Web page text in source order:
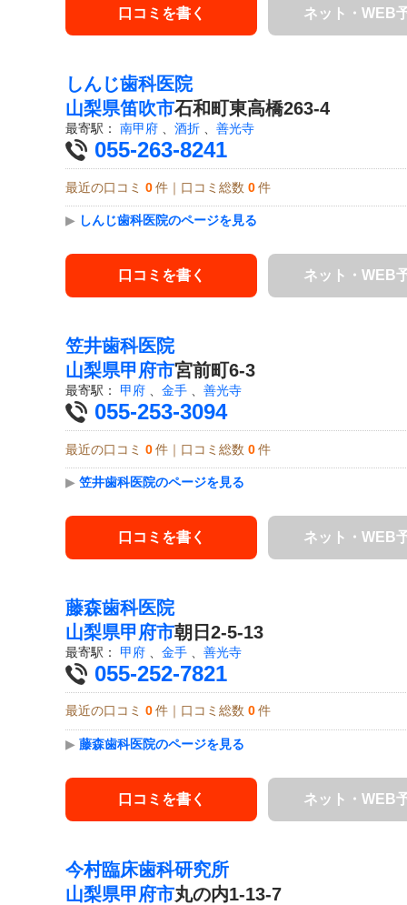
口コミを書く ネット・WEB
しんじ歯科医院
山梨県笛吹市石和町東高橋263-4
最寄駅： 南甲府 、 酒折 、 善光寺
055-263-8241
最近の口コミ 0 件｜口コミ総数 0 件
▶ しんじ歯科医院のページを見る
口コミを書く ネット・WEB
笠井歯科医院
山梨県甲府市宮前町6-3
最寄駅： 甲府 金手 善光寺
055-253-3094
最近の口コミ 0 件｜口コミ総数 0 件
▶ 笠井歯科医院のページを見る
口コミを書く ネット・WEB
藤森歯科医院
山梨県甲府市朝日2-5-13
最寄駅： 甲府 金手 善光寺
055-252-7821
最近の口コミ 0 件｜口コミ総数 0 件
▶ 藤森歯科医院のページを見る
口コミを書く ネット・WEB
今村臨床歯科研究所
山梨県甲府市丸の内1-13-7